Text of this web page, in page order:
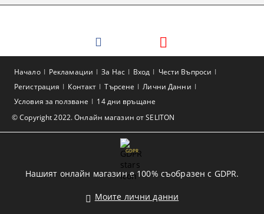
© Copyright 2022. Онлайн магазин от SELITON
Начало Рекламации За Нас Вход
Чести Въпроси
Регистрация
Контакт Търсене
Лични Данни
Условия за ползване
14 дни връщане
GDPR
Нашият онлайн магазин е 100% съобразен с GDPR.
Моите лични данни